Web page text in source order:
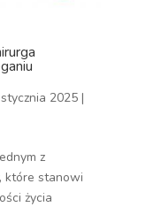
2025|
z
które stanowi
życia